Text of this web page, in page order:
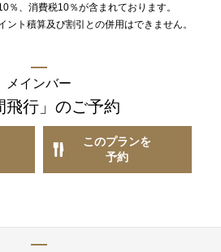
％、消費税10％が含まれております。
ト積算及び割引との併用はできません。
メインバー
飛行」 のご予約
このプランを
予約
お席のご予約
用の場合はお問合せフォームからご
すようお願いします